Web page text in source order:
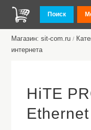
Поиск
Магазин: sit-com.ru /
интернета
HiTE
Ethernet